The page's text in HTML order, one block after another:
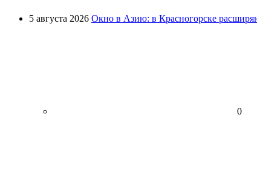
5 августа 2026 Окно в Азию: в Красногорске
0